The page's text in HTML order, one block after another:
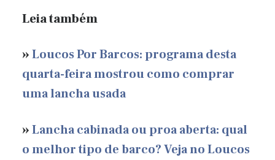
Leia também
»Loucos Por Barcos: programa desta
quarta-feira mostrou como comprar
uma lancha usada
»Lancha cabinada ou proa aberta: qual
o melhor tipo de barco? Veja no Loucos